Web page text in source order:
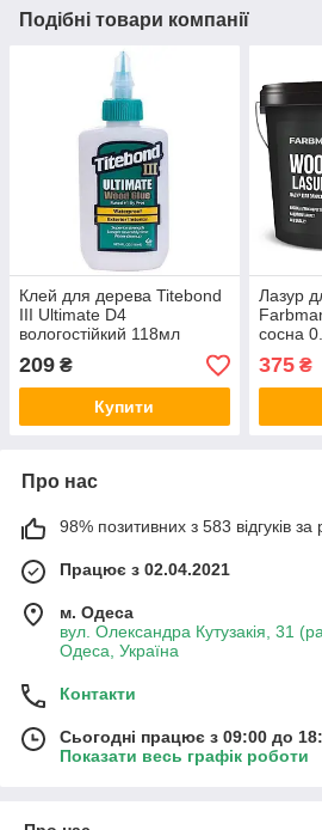
Подібні товари компанії
Клей для дерева Titebond
III Ultimate D4
вологостійкий 118мл
209 ₴
Купити
Лазур
сосна
375₴
Про нас
98% позитивних з 583 відгуків за
Працює з 02.04.2021
м. Одеса
вул. Олександра Кутузакія, 31
Одеса, Україна
Контакти
Сьогодні працює з 09:00 до
Показати весь графік роботи